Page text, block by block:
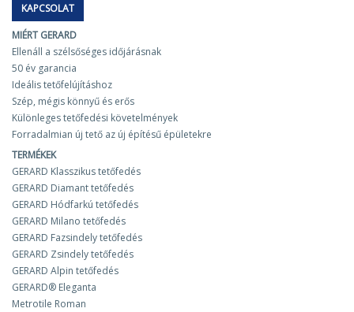
KAPCSOLAT
MIÉRT GERARD
Ellenáll a szélsőséges időjárásnak
50 év garancia
Ideális tetőfelújításhoz
Szép, mégis könnyű és erős
Különleges tetőfedési követelmények
Forradalmian új tető az új építésű épületekre
TERMÉKEK
GERARD Klasszikus tetőfedés
GERARD Diamant tetőfedés
GERARD Hódfarkú tetőfedés
GERARD Milano tetőfedés
GERARD Fazsindely tetőfedés
GERARD Zsindely tetőfedés
GERARD Alpin tetőfedés
GERARD® Eleganta
Metrotile Roman